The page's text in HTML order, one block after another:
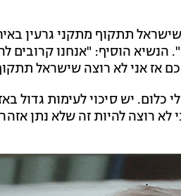
תתקוף מתקני גרעין
הוסיף: "אנחנו קרובים
אז אני לא רוצה שישראל
יש סיכוי לעימות גדול
לא רוצה להיות זה שלא נתן